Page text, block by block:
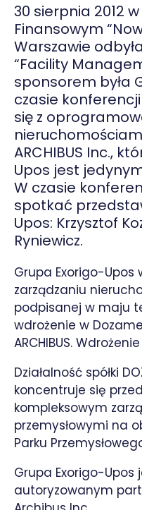
30 sierpnia 2012
Finansowym
Warszawie
“Facility
sponsorem była
czasie
się z
ARCHIBUS Inc.,
Upos jest
W czasie
spotkać
Upos: Krzysztof
Ryniewicz.
Grupa Exorigo-
zarządzaniu
podpisanej w maju
wdrożenie w
ARCHIBUS.
Działalność spółki
koncentruje się
kompleksowym
przemysłowymi na
Parku
Grupa Exorigo-Upos
autoryzowanym